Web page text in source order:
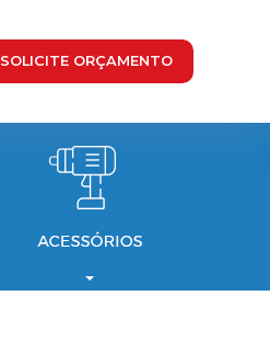
SOLICITE ORÇAMENTO